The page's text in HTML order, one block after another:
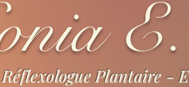
E.
Plantaire -